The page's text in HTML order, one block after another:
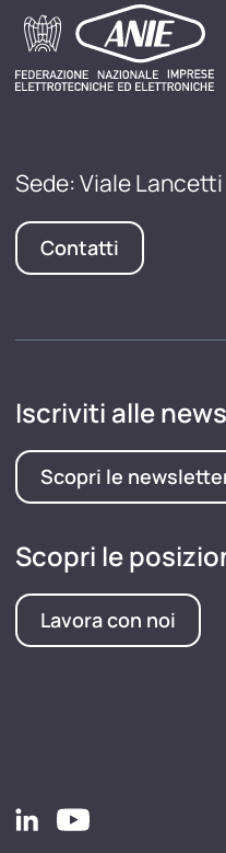
Sede: Viale
Contatti
Iscriviti alle
Scopri le
Scopri le
Lavora con noi